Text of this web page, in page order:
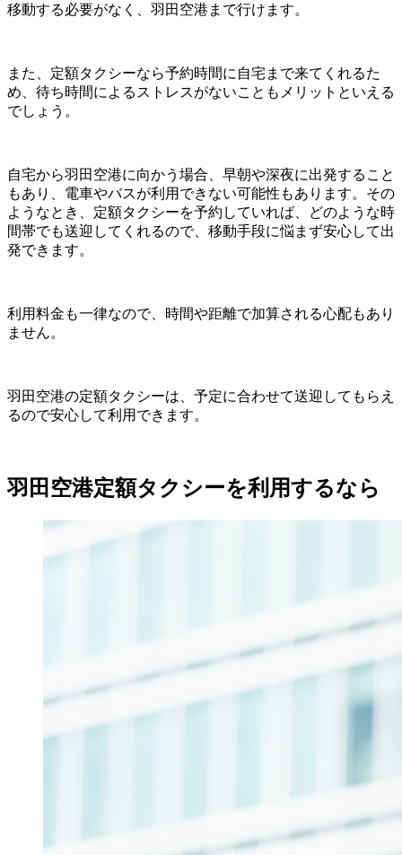
移動する必要がなく、羽田空港まで行けます。
また、定額タクシーなら予約時間に自宅まで来てくれるた
め、待ち時間によるストレスがないこともメリットといえる
でしょう。
自宅から羽田空港に向かう場合、早朝や深夜に出発すること
もあり、電車やバスが利用できない可能性もあります。その
ようなとき、定額タクシーを予約していれば、どのような時
間帯でも送迎してくれるので、移動手段に悩まず安心して出
発できます。
利用料金も一律なので、時間や距離で加算される心配もあり
ません。
羽田空港の定額タクシーは、予定に合わせて送迎してもらえ
るので安心して利用できます。
羽田空港定額タクシーを利用するなら